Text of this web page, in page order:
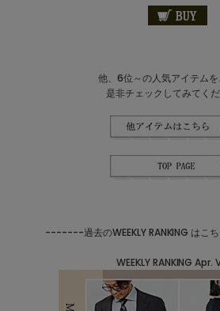
他、6位～の人気アイテムを
是非チェックしてみてくだ
-------過去のWEEKLY RANKING は
WEEKLY RANKING Apr.